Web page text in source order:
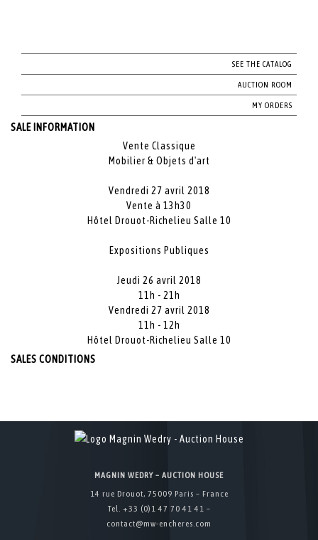
SEE THE CATALOG
AUCTION ROOM
MY ORDERS
SALE INFORMATION
Vente Classique
Mobilier & Objets d'art
Vendredi 27 avril 2018
Vente à 13h30
Hôtel Drouot-Richelieu Salle 10
Expositions Publiques
Jeudi 26 avril 2018
11h - 21h
Vendredi 27 avril 2018
11h - 12h
Hôtel Drouot-Richelieu Salle 10
SALES CONDITIONS
MAGNIN WEDRY – AUCTION HOUSE
14 rue Drouot, 75009 Paris – France
Tel. +33 (0)1 47 70 41 41 –
contact@mw-encheres.com